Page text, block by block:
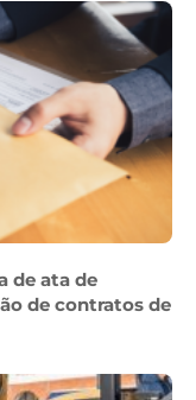
de ata de
de contratos de